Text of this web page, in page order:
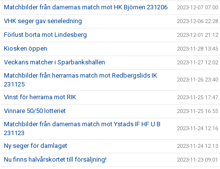
Matchbilder från damernas match mot HK Björnen 231206 2023-12-07 07:00
VHK seger gav serieledning 2023-12-06 22:28
Förlust borta mot Lindesberg 2023-12-01 21:12
Kiosken öppen 2023-11-28 13:45
Veckans matcher i Sparbankshallen 2023-11-27 12:02
Matchbilder från herrarnas match mot Redbergslids IK
231125
2023-11-26 23:40
Vinst för herrarna mot RIK 2023-11-25 17:47
Vinnare 50/50 lotteriet 2023-11-25 16:55
Matchbilder från damernas match mot Ystads IF HF U B
231123
2023-11-24 12:16
Ny seger för damlaget 2023-11-24 12:13
Nu finns halvårskortet till försäljning! 2023-11-23 09:01